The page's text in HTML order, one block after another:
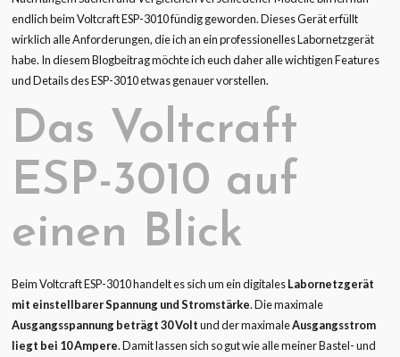
endlich beim Voltcraft ESP-3010 fündig geworden. Dieses Gerät erfüllt
wirklich alle Anforderungen, die ich an ein professionelles Labornetzgerät
habe. In diesem Blogbeitrag möchte ich euch daher alle wichtigen Features
und Details des ESP-3010 etwas genauer vorstellen.
Das Voltcraft
ESP-3010 auf
einen Blick
Beim Voltcraft ESP-3010 handelt es sich um ein digitalesLabornetzgerät
mit einstellbarer Spannung und Stromstärke. Die maximale
Ausgangsspannung beträgt 30 Voltund der maximaleAusgangsstrom
liegt bei 10 Ampere. Damit lassen sich so gut wie alle meiner Bastel- und